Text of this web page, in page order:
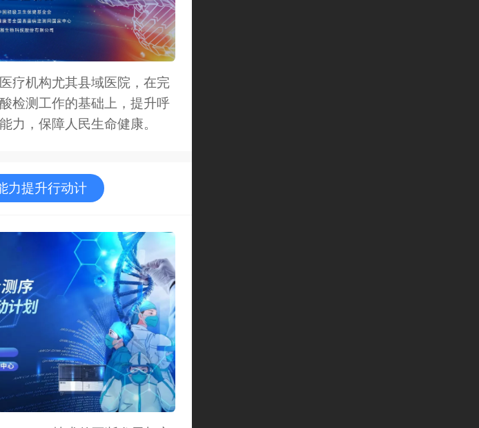
疗机构尤其县域医院，在完
检测工作的基础上，提升呼
力，保障人民生命健康。
力提升行动计